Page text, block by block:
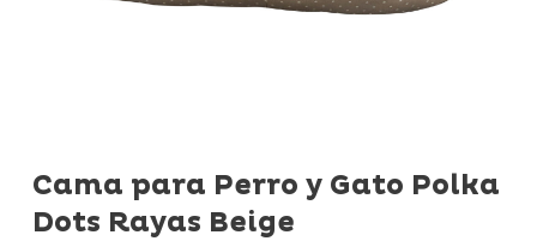
Cama para Perro y Gato Polka
Dots Rayas Beige